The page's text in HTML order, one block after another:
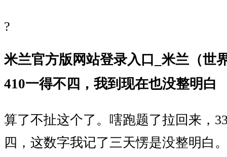
?
米兰官方版网站登录入口_米兰（世
410一得不四，我到现在也没整明白
算了不扯这个了。嗐跑题了拉回来，
四，这数字我记了三天愣是没整明白